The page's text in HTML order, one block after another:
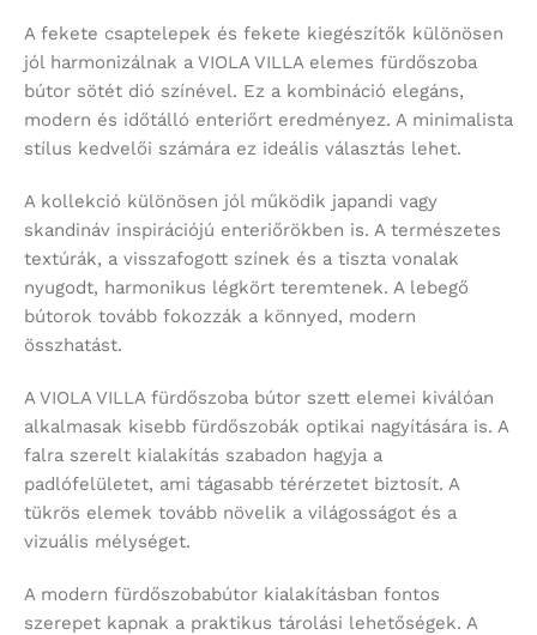
A fekete csaptelepek és fekete kiegészítők különösen
jól harmonizálnak a VIOLA VILLA elemes fürdőszoba
bútor sötét dió színével. Ez a kombináció elegáns,
modern és időtálló enteriőrt eredményez. A minimalista
stílus kedvelői számára ez ideális választás lehet.
A kollekció különösen jól működik japandi vagy
skandináv inspirációjú enteriőrökben is. A természetes
textúrák, a visszafogott színek és a tiszta vonalak
nyugodt, harmonikus légkört teremtenek. A lebegő
bútorok tovább fokozzák a könnyed, modern
összhatást.
A VIOLA VILLA fürdőszoba bútor szett elemei kiválóan
alkalmasak kisebb fürdőszobák optikai nagyítására is. A
falra szerelt kialakítás szabadon hagyja a
padlófelületet, ami tágasabb térérzetet biztosít. A
tükrös elemek tovább növelik a világosságot és a
vizuális mélységet.
A modern fürdőszobabútor kialakításban fontos
szerepet kapnak a praktikus tárolási lehetőségek. A